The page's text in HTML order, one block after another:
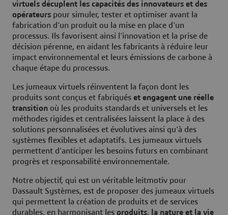
virtuels décuplent les capacités des innovateurs et des
opérateurs pour simuler, tester et optimiser avant la
fabrication d’un produit ou la mise en place d’un
processus. Ils favorisent ainsi l’innovation et la prise de
décision pérenne, en aidant les fabricants à réduire leur
impact environnemental et leurs émissions de carbone à
chaque étape du processus.
Les jumeaux virtuels réinventent la façon dont les
produits sont conçus et fabriqués et engagent une réelle
transition où les produits standards et universels et les
méthodes rigides et centralisées laissent la place à des
solutions personnalisées et évolutives ainsi qu’à des
systèmes flexibles et adaptatifs. Les jumeaux virtuels
permettent d’anticiper les besoins futurs en combinant
progrès et responsabilité environnementale.
Notre objectif, qui est un véritable leitmotiv pour
Dassault Systèmes, est de proposer des jumeaux virtuels
qui permettent la création de produits et de services
durables, en harmonisant les produits, la nature et la vie